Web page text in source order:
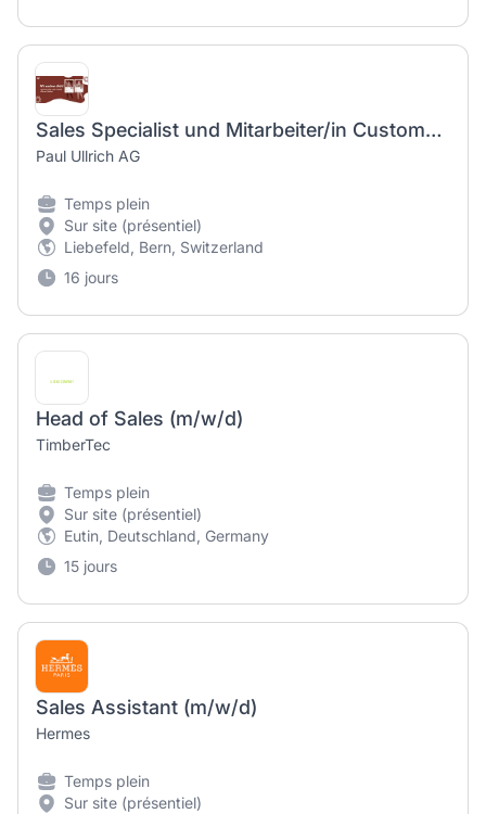
Sales Specialist und Mitarbeiter/in Customer Service Bern
Paul Ullrich AG
Temps plein
Sur site (présentiel)
Liebefeld, Bern, Switzerland
16 jours
Head of Sales (m/w/d)
TimberTec
Temps plein
Sur site (présentiel)
Eutin, Deutschland, Germany
15 jours
Sales Assistant (m/w/d)
Hermes
Temps plein
Sur site (présentiel)